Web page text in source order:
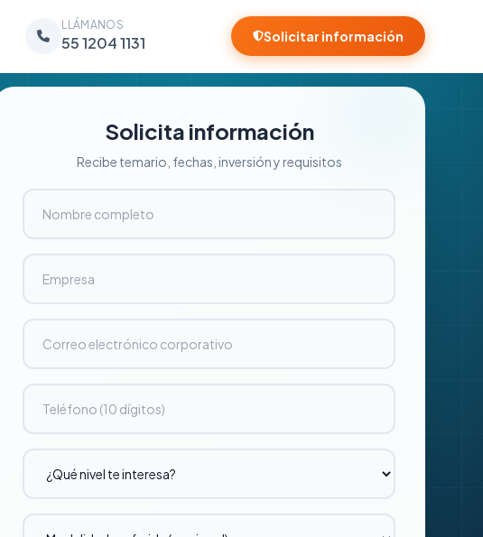
LLÁMANOS
55 1204 1131 Solicitar información
Solicita información
Recibe temario, fechas, inversión y requisitos